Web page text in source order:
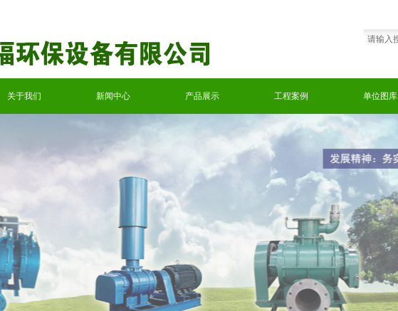
关于我们 新闻中心 产品展示 工程案例 单位图库